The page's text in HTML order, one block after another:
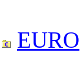
EURO